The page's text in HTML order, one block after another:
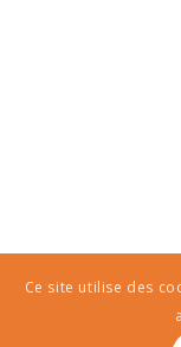
Ce site utilise des